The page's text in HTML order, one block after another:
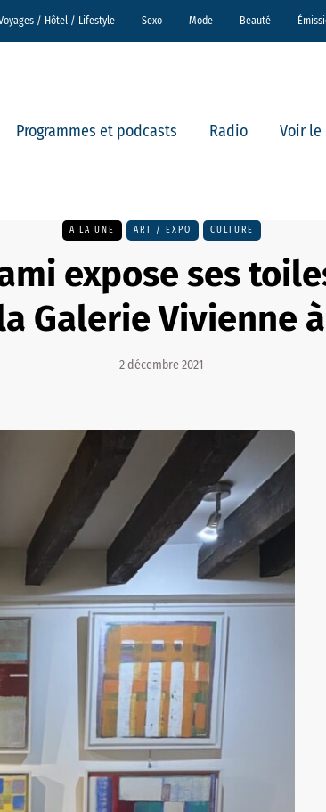
/ Hôtel / Lifestyle Sexo Mode Beauté
Programmes et podcasts Radio Voir
A LA UNE ART / EXPO CULTURE
expose ses
Galerie Vivienne
2 décembre 2021